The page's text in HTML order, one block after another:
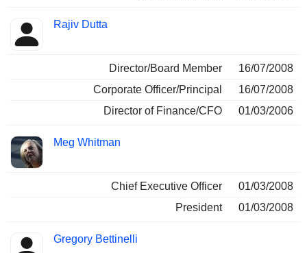
Rajiv Dutta
Director/Board Member
16/07/2008
Corporate Officer/Principal
16/07/2008
Director of Finance/CFO
01/03/2006
Meg Whitman
Chief Executive Officer
01/03/2008
President
01/03/2008
Gregory Bettinelli